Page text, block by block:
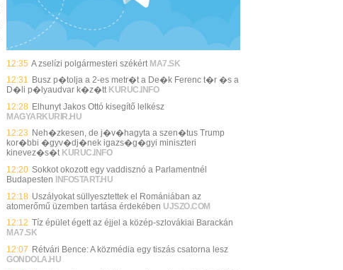
12:35 A zselízi polgármesteri székért MA7.SK
12:31 Busz p�tolja a 2-es metr�t a De�k Ferenc t�r �s a
D�li p�lyaudvar k�z�tt KURUC.INFO
12:28 Elhunyt Jakos Ottó kisegítő lelkész
MAGYARKURIR.HU
12:23 Neh�zkesen, de j�v�hagyta a szen�tus Trump
kor�bbi �gyv�dj�nek igazs�g�gyi miniszteri
kinevez�s�t KURUC.INFO
12:20 Sokkot okozott egy vaddisznó a Parlamentnél
Budapesten
INFOSTART.HU
12:18 Uszályokat süllyesztettek el Romániában az
atomerőmű üzemben tartása érdekében UJSZO.COM
12:12 Tíz épület égett az éjjel a közép-szlovákiai Barackán
MA7.SK
12:07 Rétvári Bence: A közmédia egy tiszás csatorna lesz
GONDOLA.HU